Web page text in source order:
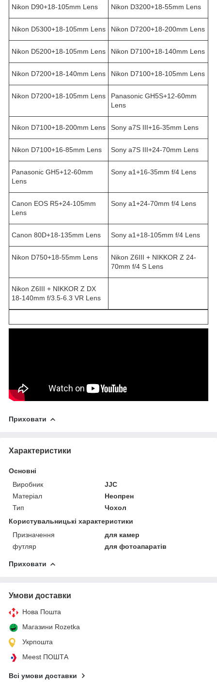
Nikon D90+18-105mm Lens Nikon D3200+18-55mm Lens
Nikon D5300+18-105mm Lens Nikon D7200+18-200mm Lens
Nikon D5200+18-105mm Lens Nikon D7100+18-140mm Lens
Nikon D7200+18-140mm Lens Nikon D7100+18-105mm Lens
Nikon D7200+18-105mm Lens
Panasonic GH5S+12-60mm
Lens
Nikon D7100+18-200mm Lens Sony a7S III+16-35mm Lens
Nikon D7100+16-85mm Lens Sony a7S III+24-70mm Lens
Panasonic GH5+12-60mm
Lens
Sony a1+16-35mm f/4 Lens
Canon EOS R5+24-105mm
Lens
Sony a1+24-70mm f/4 Lens
Canon 80D+18-135mm Lens Sony a1+18-105mm f/4 Lens
Nikon D750+18-55mm Lens
Nikon Z6III + NIKKOR Z 24-
70mm f/4 S Lens
Nikon Z6III + NIKKOR Z DX
18-140mm f/3.5-6.3 VR Lens
Приховати
Характеристики
Основні
Виробник
JJC
Матеріал
Неопрен
Тип
Чохол
Користувальницькі характеристики
Призначення
для камер
футляр
для фотоапаратів
Приховати
Умови доставки
Нова Пошта
Магазини Rozetka
Укрпошта
Meest ПОШТА
Всі умови доставки